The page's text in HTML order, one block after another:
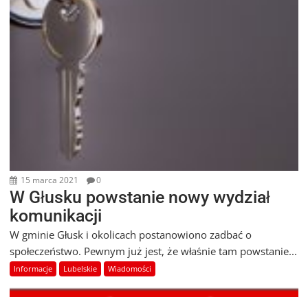
15 marca 2021 0
W Głusku powstanie nowy wydział
komunikacji
W gminie Głusk i okolicach postanowiono zadbać o
społeczeństwo. Pewnym już jest, że właśnie tam powstanie...
Informacje Lubelskie Wiadomości